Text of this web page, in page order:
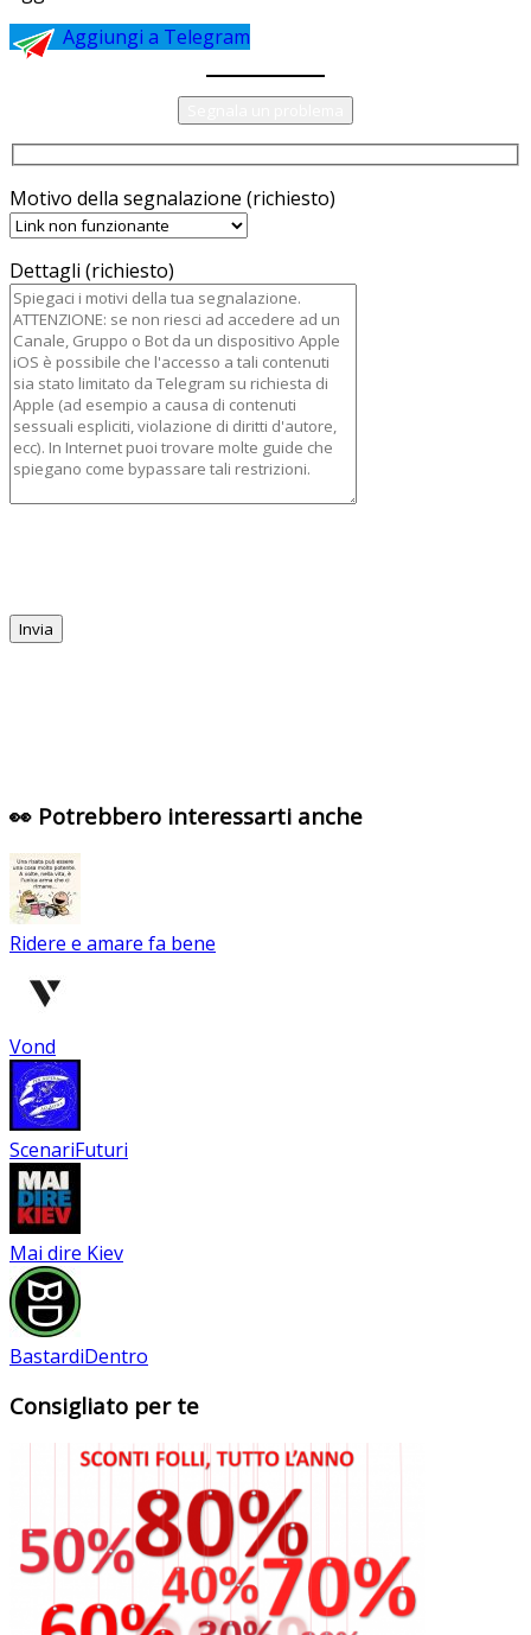
Aggiungi a Telegram
Motivo della segnalazione (richiesto)
Dettagli (richiesto)
👀 Potrebbero interessarti anche
Ridere e amare fa bene
Vond
ScenariFuturi
Mai dire Kiev
BastardiDentro
Consigliato per te